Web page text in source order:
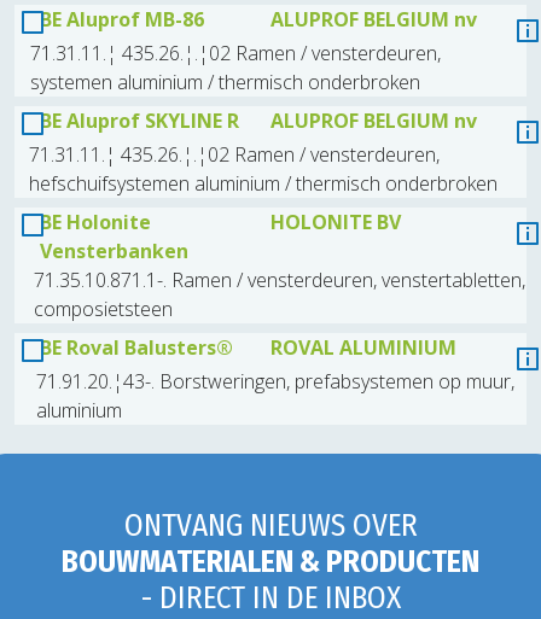
BE Aluprof MB-86
ALUPROF BELGIUM nv
71.31.11.¦ 435.26.¦.¦02 Ramen / vensterdeuren,
systemen aluminium / thermisch onderbroken
BE Aluprof SKYLINE R
ALUPROF BELGIUM nv
71.31.11.¦ 435.26.¦.¦02 Ramen / vensterdeuren,
hefschuifsystemen aluminium / thermisch onderbroken
BE Holonite
Vensterbanken
HOLONITE BV
71.35.10.871.1-. Ramen / vensterdeuren, venstertabletten,
composietsteen
BE Roval Balusters®
ROVAL ALUMINIUM
71.91.20.¦43-. Borstweringen, prefabsystemen op muur,
aluminium
ONTVANG NIEUWS OVER
BOUWMATERIALEN & PRODUCTEN
- DIRECT IN DE INBOX